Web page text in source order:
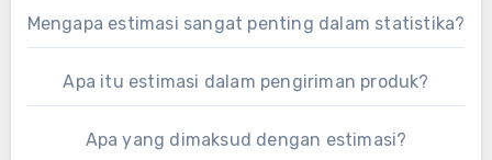
Mengapa estimasi sangat penting dalam statistika?
Apa itu estimasi dalam pengiriman produk?
Apa yang dimaksud dengan estimasi?